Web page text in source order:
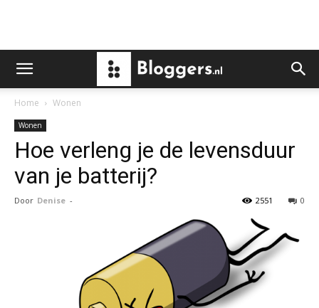
Home Wonen
Wonen
Hoe verleng je de levensduur
van je batterij?
Door Denise - 0
2551